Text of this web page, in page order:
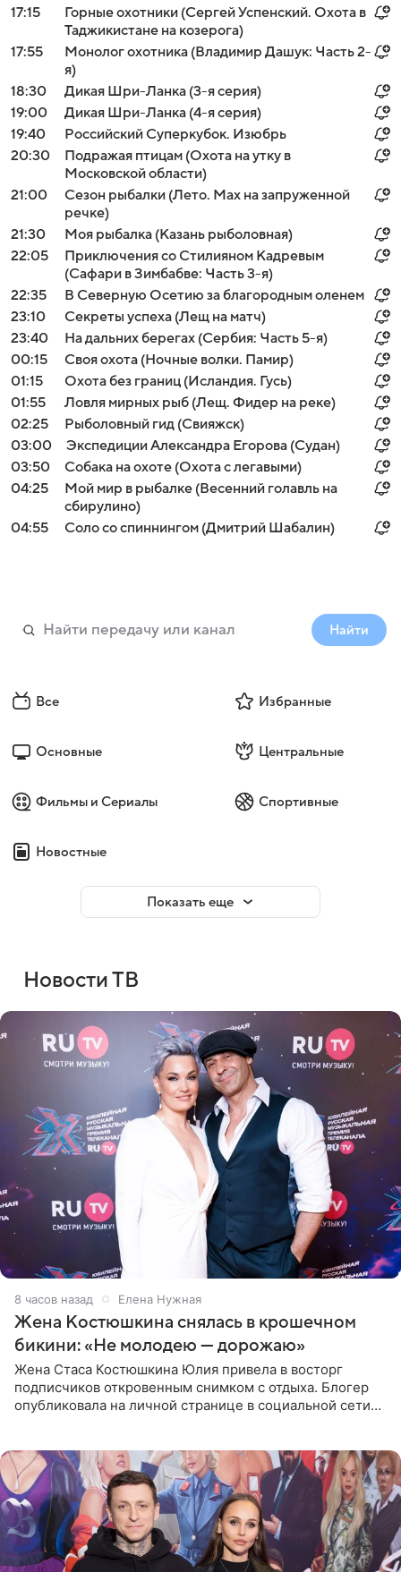
17:15
Горные охотники (Сергей Успенский. Охота в
Таджикистане на козерога)
17:55
Монолог охотника (Владимир Дашук: Часть 2-
я)
18:30
Дикая Шри-Ланка (3-я серия)
19:00
Дикая Шри-Ланка (4-я серия)
19:40
Российский Суперкубок. Изюбрь
20:30
Подражая птицам (Охота на утку в
Московской области)
21:00
Сезон рыбалки (Лето. Мах на запруженной
речке)
21:30
Моя рыбалка (Казань рыболовная)
22:05
Приключения со Стилияном Кадревым
(Сафари в Зимбабве: Часть 3-я)
22:35
В Северную Осетию за благородным оленем
23:10
Секреты успеха (Лещ на матч)
23:40
На дальних берегах (Сербия: Часть 5-я)
00:15
Своя охота (Ночные волки. Памир)
01:15
Охота без границ (Исландия. Гусь)
01:55
Ловля мирных рыб (Лещ. Фидер на реке)
02:25
Рыболовный гид (Свияжск)
03:00
Экспедиции Александра Егорова (Судан)
03:50
Собака на охоте (Охота с легавыми)
04:25
Мой мир в рыбалке (Весенний голавль на
сбирулино)
04:55
Соло со спиннингом (Дмитрий Шабалин)
Найти
Все Избранные
Основные Центральные
Фильмы и Сериалы Спортивные
Новостные
Показать еще
Новости ТВ
8 часов назад Елена Нужная
Жена Костюшкина снялась в крошечном
бикини: «Не молодею — дорожаю»
Жена Стаса Костюшкина Юлия привела в восторг
подписчиков откровенным снимком с отдыха. Блогер
опубликовала на личной странице в социальной сети